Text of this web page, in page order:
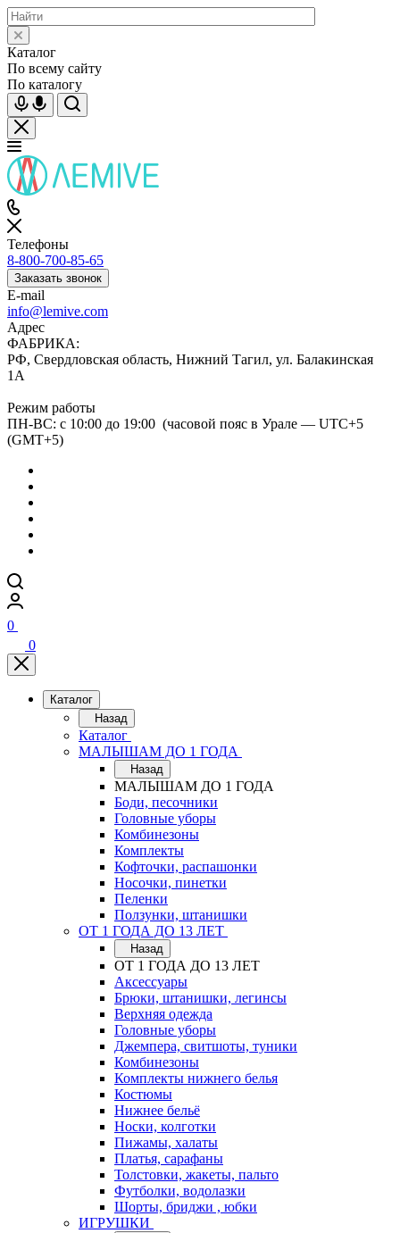
Каталог
По всему сайту
По каталогу
Телефоны
8-800-700-85-65
Заказать звонок
E-mail
info@lemive.com
Адрес
ФАБРИКА:
РФ, Свердловская область, Нижний Тагил, ул. Балакинская
1А
Режим работы
ПН-ВС: с 10:00 до 19:00 (часовой пояс в Урале — UTC+5
(GMT+5)
0
0
Каталог
Назад
Каталог
МАЛЫШАМ ДО 1 ГОДА
Назад
МАЛЫШАМ ДО 1 ГОДА
Боди, песочники
Головные уборы
Комбинезоны
Комплекты
Кофточки, распашонки
Носочки, пинетки
Пеленки
Ползунки, штанишки
ОТ 1 ГОДА ДО 13 ЛЕТ
Назад
ОТ 1 ГОДА ДО 13 ЛЕТ
Аксессуары
Брюки, штанишки, легинсы
Верхняя одежда
Головные уборы
Джемпера, свитшоты, туники
Комбинезоны
Комплекты нижнего белья
Костюмы
Нижнее бельё
Носки, колготки
Пижамы, халаты
Платья, сарафаны
Толстовки, жакеты, пальто
Футболки, водолазки
Шорты, бриджи , юбки
ИГРУШКИ